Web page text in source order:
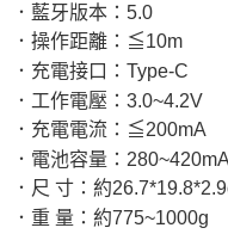
．藍牙版本：5.0
．操作距離：≦10m
．充電接口：Type-C
．工作電壓：3.0~4.2V
．充電電流：≦200mA
．電池容量：
．尺 寸：約
．重 量：約775~1000g